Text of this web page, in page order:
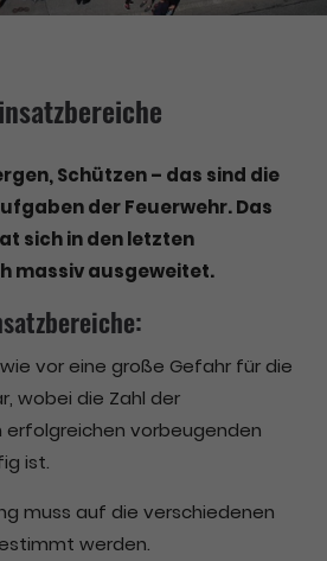
Schützen – das sind die
der Feuerwehr. Das
sich in den letzten
massiv ausgeweitet.
vor eine große Gefahr für die
wobei die Zahl der
erfolgreichen vorbeugenden
ist.
muss auf die verschiedenen
werden.